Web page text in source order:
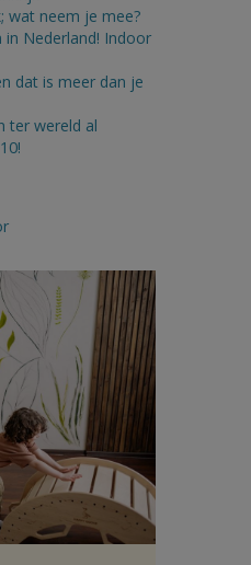
wat neem je mee?
in Nederland! Indoor
dat is meer dan je
ter wereld al